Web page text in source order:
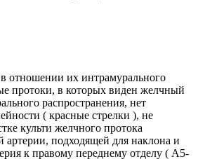
отношении их интрамурального
протоки, в которых виден желчный
распространения, нет
( красные стрелки ), не
культи желчного протока
артерии, подходящей для наклона и
к правому переднему отделу ( А5-